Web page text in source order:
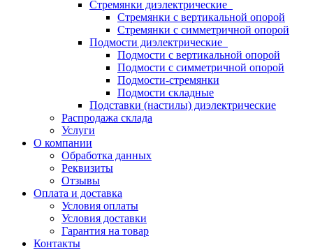
Стремянки диэлектрические
Стремянки с вертикальной опорой
Стремянки с симметричной опорой
Подмости диэлектрические
Подмости с вертикальной опорой
Подмости с симметричной опорой
Подмости-стремянки
Подмости складные
Подставки (настилы) диэлектрические
Распродажа склада
Услуги
О компании
Обработка данных
Реквизиты
Отзывы
Оплата и доставка
Условия оплаты
Условия доставки
Гарантия на товар
Контакты